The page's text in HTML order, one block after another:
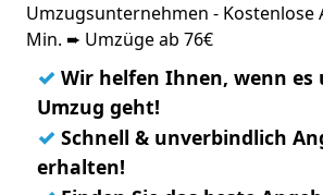
Umzugsunternehmen - Kostenlose
Min. ➨ Umzüge ab 76€
✓ Wir helfen Ihnen, wenn es
Umzug geht!
✓ Schnell & unverbindlich
erhalten!